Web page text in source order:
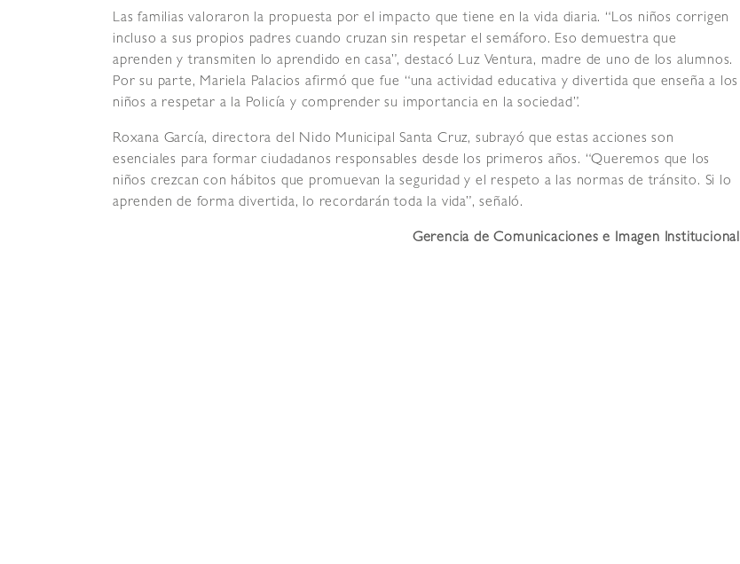
Las familias valoraron la propuesta por el impacto que tiene en la vida diaria. “Los niños corrigen
incluso a sus propios padres cuando cruzan sin respetar el semáforo. Eso demuestra que
aprenden y transmiten lo aprendido en casa”, destacó Luz Ventura, madre de uno de los alumnos.
Por su parte, Mariela Palacios afirmó que fue “una actividad educativa y divertida que enseña a los
niños a respetar a la Policía y comprender su importancia en la sociedad”.
Roxana García, directora del Nido Municipal Santa Cruz, subrayó que estas acciones son
esenciales para formar ciudadanos responsables desde los primeros años. “Queremos que los
niños crezcan con hábitos que promuevan la seguridad y el respeto a las normas de tránsito. Si lo
aprenden de forma divertida, lo recordarán toda la vida”, señaló.
Gerencia de Comunicaciones e Imagen Institucional